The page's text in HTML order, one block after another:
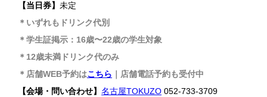
【当日券】 未定
＊いずれもドリンク代別
＊学生証掲示：16歳〜22歳の学生対象
＊12歳未満ドリンク代のみ
＊店舗WEB予約はこちら ｜店舗電話予約も受付中
【会場・問い合わせ】 名古屋TOKUZO 052-733-3709